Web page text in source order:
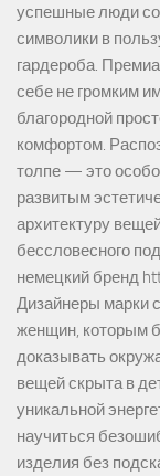
успешные люди
символики в
гардероба.
себе не громким
благородной
комфортом.
толпе — это
развитым
архитектуру
бессловесного
немецкий бренд
Дизайнеры марки
женщин, которым
доказывать
вещей скрыта в
уникальной
научиться
изделия без